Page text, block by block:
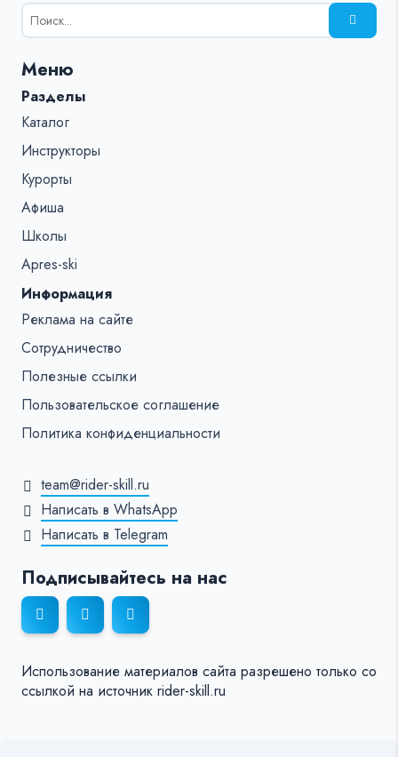
Результаты
поиска
%s:
Меню
Разделы
Каталог
Инструкторы
Курорты
Афиша
Школы
Apres-ski
Информация
Реклама на сайте
Сотрудничество
Полезные ссылки
Пользовательское соглашение
Политика конфиденциальности
team@rider-skill.ru
Написать в WhatsApp
Написать в Telegram
Подписывайтесь на нас
Использование материалов сайта разрешено только со
ссылкой на источник rider-skill.ru